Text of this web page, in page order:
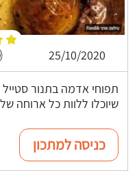
25/10/2020
תפוחי אדמה בתנור
שיוכלו ללוות כל ארוחה
כניסה למתכון